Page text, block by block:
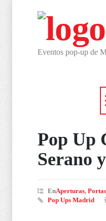
Eventos pop-up de
Pop Up
Serano
EnAperturas,
Pop Ups Madrid